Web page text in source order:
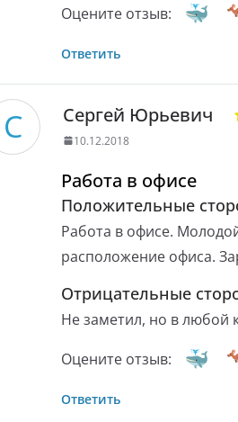
Оцените отзыв:
Ответить
С Сергей Юрьевич
10.12.2018
Работа в офисе
Положительные
Работа в офисе.
расположение офиса.
Отрицательные
Не заметил, но в любой
Оцените отзыв:
Ответить